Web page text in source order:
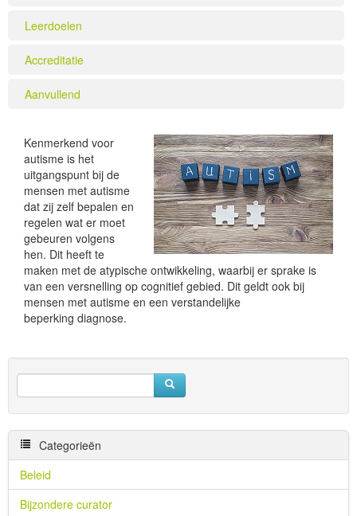
Leerdoelen
Accreditatie
Aanvullend
Kenmerkend voor
autisme is het
uitgangspunt bij de
mensen met autisme
dat zij zelf bepalen en
regelen wat er moet
gebeuren volgens
hen. Dit heeft te
maken met de atypische ontwikkeling, waarbij er sprake is
van een versnelling op cognitief gebied. Dit geldt ook bij
mensen met autisme en een verstandelijke
beperking diagnose.
Categorieën
Beleid
Bijzondere curator